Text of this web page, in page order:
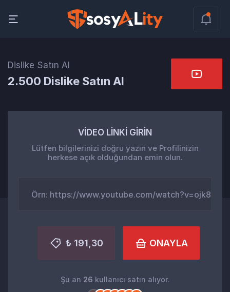
Dislike Satın Al
2.500 Dislike Satın Al
VİDEO LİNKİ GİRİN
Lütfen bilgilerinizi doğru yazın ve Profilinizin
herkese açık olduğundan emin olun.
₺ 191,30 ONAYLA
Şu an 26 kullanıcı satın alıyor.